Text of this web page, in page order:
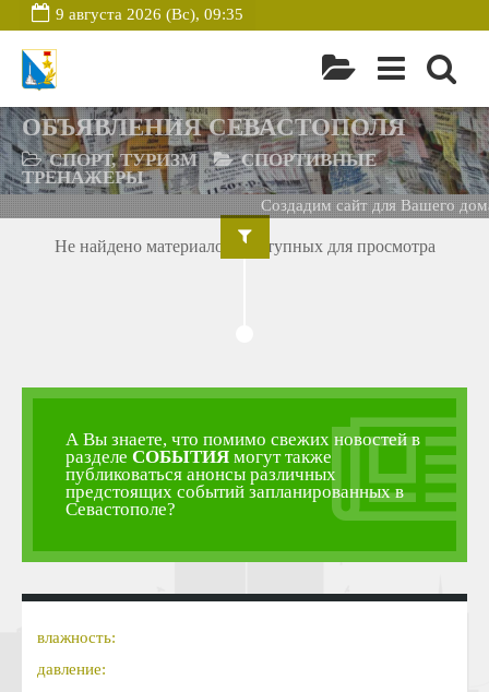
9 августа 2026 (Вс), 09:35
ОБЪЯВЛЕНИЯ СЕВАСТОПОЛЯ
СПОРТ, ТУРИЗМ
СПОРТИВНЫЕ
ТРЕНАЖЕРЫ
Создадим сайт для Вашего
Не найдено материалов, доступных для просмотра
А Вы знаете, что помимо свежих новостей в
разделе СОБЫТИЯ могут также
публиковаться анонсы различных
предстоящих событий запланированных в
Севастополе?
влажность:
давление: